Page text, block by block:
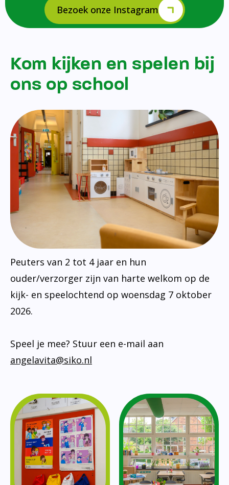
Bezoek onze Instagram
Kom kijken en spelen bij
ons op school
Peuters van 2 tot 4 jaar en hun
ouder/verzorger zijn van harte welkom op de
kijk- en speelochtend op woensdag 7 oktober
2026.
Speel je mee? Stuur een e-mail aan
angelavita@siko.nl